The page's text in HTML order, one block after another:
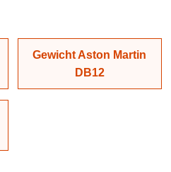
Gewicht Aston Martin
DB12